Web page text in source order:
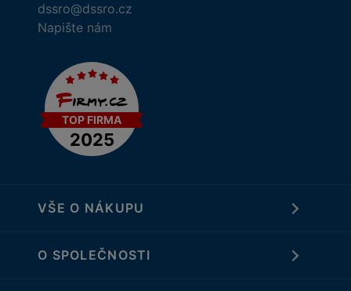
dssro@dssro.cz
Napište nám
VŠE O NÁKUPU
O SPOLEČNOSTI